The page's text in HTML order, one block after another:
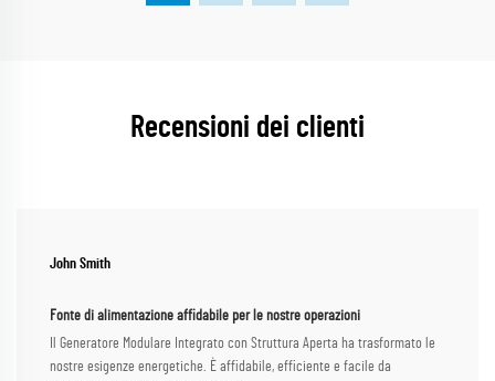
Recensioni dei clienti
John Smith
Fonte di alimentazione affidabile per le nostre operazioni
Il Generatore Modulare Integrato con Struttura Aperta ha trasformato le
nostre esigenze energetiche. È affidabile, efficiente e facile da